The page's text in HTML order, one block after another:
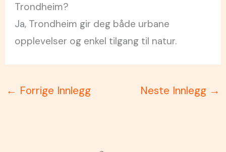
Trondheim?
Ja, Trondheim gir deg både urbane
opplevelser og enkel tilgang til natur.
← Forrige Innlegg Neste Innlegg →